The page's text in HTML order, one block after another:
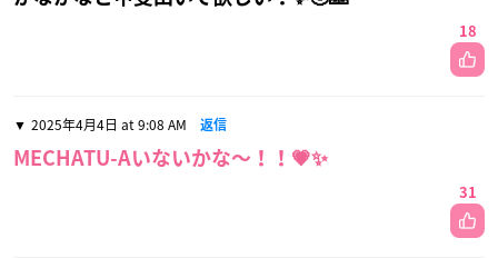
18
2025年4月4日 at 9:08 AM 返信
MECHATU-Aいないかな〜！！💗✨️
31